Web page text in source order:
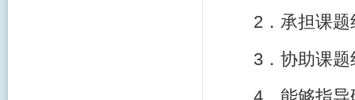
2．承担课
3．协助课